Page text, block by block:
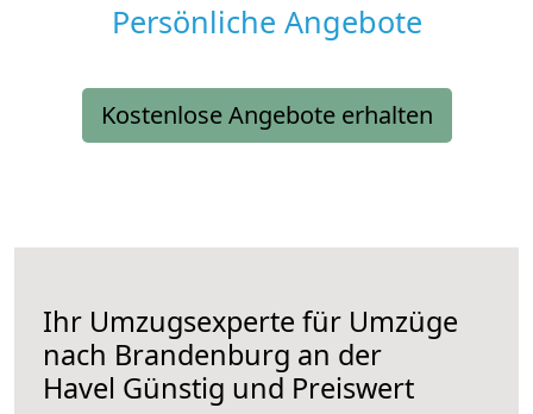
Persönliche Angebote
Kostenlose Angebote erhalten
Ihr Umzugsexperte für Umzüge
nach Brandenburg an der
Havel Günstig und Preiswert